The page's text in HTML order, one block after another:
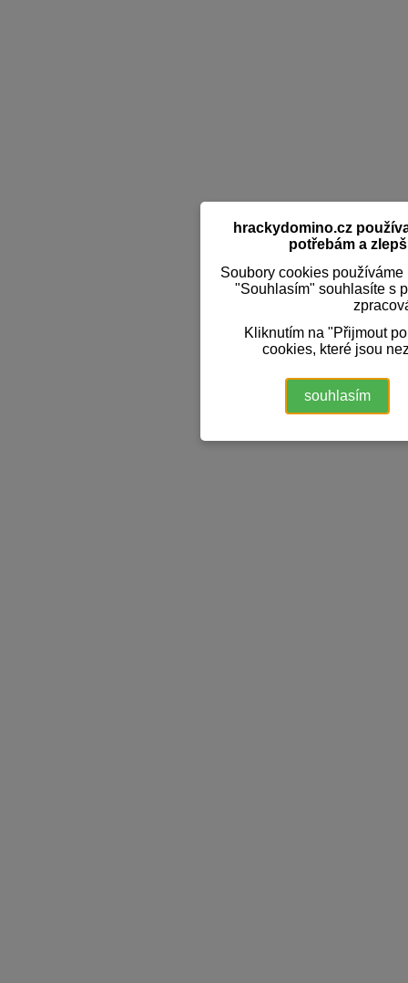
hrackydomino.cz
potřebám a
Soubory cookies
"Souhlasím" souhlasíte s
Kliknutím na "Přijmout
cookies, které jsou
souhlasím